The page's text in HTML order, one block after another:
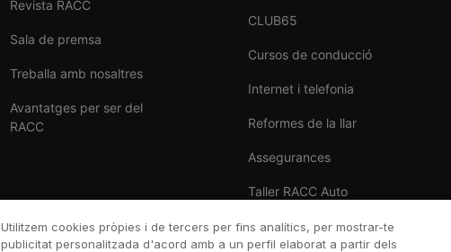
Revista RACC
Sala de premsa
Treballa amb nosaltres
Avantatges per ser del
RACC
CLUB65
Cursos de conducció
Internet i telefonia
Reformes de la llar
Assegurances
Taller RACC Auto
Venda de cotxes
Utilitzem cookies pròpies i de tercers per fins analítics, per mostrar-te
publicitat personalitzada d'acord amb a un perfil elaborat a partir dels